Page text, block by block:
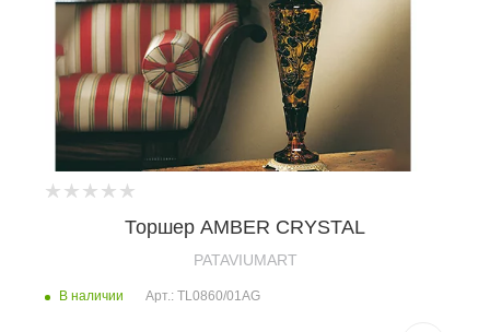
Торшер AMBER CRYSTAL
PATAVIUMART
В наличии Арт.: TL0860/01AG